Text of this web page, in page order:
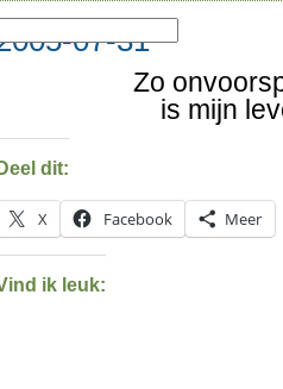
07-31
Zo
is mijn
Deel dit:
X Facebook Meer
ik leuk: